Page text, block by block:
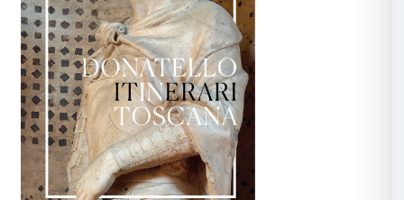
Anish Kapoor. Untrue Unreal
Catalogo della mostra
Marsilio Arte 2023
Scopri